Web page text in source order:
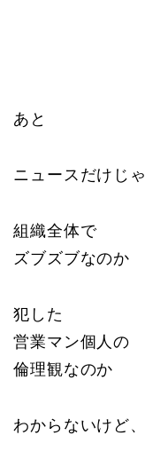
あと
ニュースだけじゃ
組織全体で
ズブズブなのか
犯した
営業マン個人の
倫理観なのか
わからないけど、